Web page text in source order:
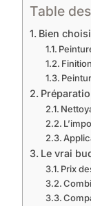
Table
Bien
Le vrai
Prix